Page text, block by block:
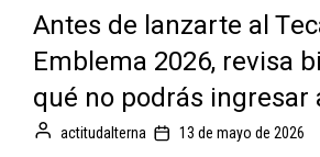
Antes de lanzarte al
Emblema 2026, revisa
qué no podrás ingresar
actitudalterna 13 de mayo de 2026